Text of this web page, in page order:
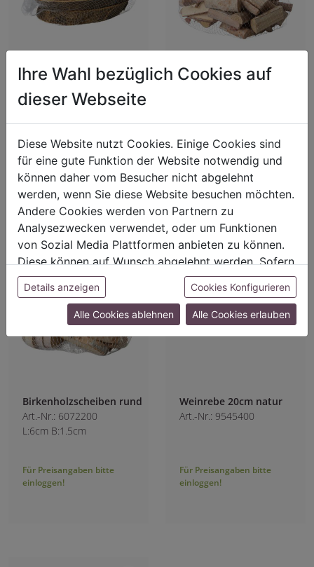
Art.-Nr.: 6068800
Für Preisangaben bitte
einloggen!
Für Preisangaben bitte
einloggen!
Birkenholzscheiben rund
Art.-Nr.: 6072200
L:6cm B:1.5cm
Für Preisangaben bitte
einloggen!
Weinrebe 20cm natur
Art.-Nr.: 9545400
Für Preisangaben bitte
einloggen!
Ihre Wahl bezüglich Cookies auf
dieser Webseite
Diese Website nutzt Cookies. Einige Cookies sind
für eine gute Funktion der Website notwendig und
können daher vom Besucher nicht abgelehnt
werden, wenn Sie diese Website besuchen möchten.
Andere Cookies werden von Partnern zu
Analysezwecken verwendet, oder um Funktionen
von Sozial Media Plattformen anbieten zu können.
Diese können auf Wunsch abgelehnt werden. Sofern
sie unsere Webseite weiter nutzen, geben Sie
Einwilligung zu unseren Cookies.
Details anzeigen Cookies Konfigurieren
Alle Cookies ablehnen Alle Cookies erlauben